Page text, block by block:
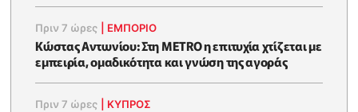
Πριν 7 ώρες ΕΜΠΟΡΙΟ
Κώστας Αντωνίου: Στη METRO η επιτυχία χτίζεται με
εμπειρία, ομαδικότητα και γνώση της αγοράς
Πριν 7 ώρες ΚΥΠΡΟΣ